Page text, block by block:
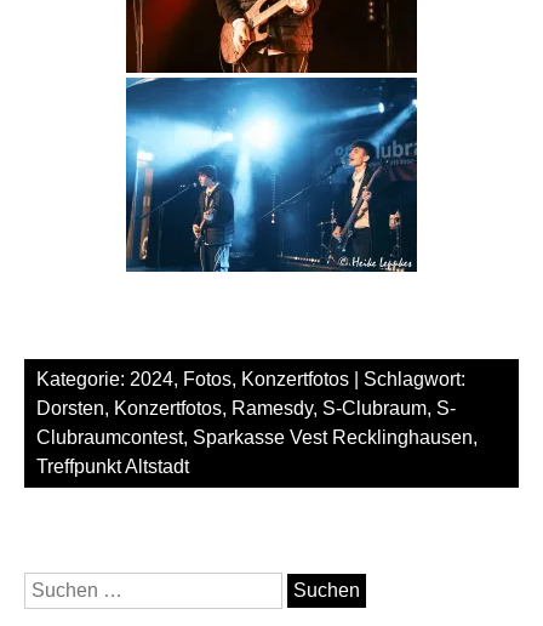
Kategorie: 2024, Fotos, Konzertfotos | Schlagwort:
Dorsten, Konzertfotos, Ramesdy, S-Clubraum, S-
Clubraumcontest, Sparkasse Vest Recklinghausen,
Treffpunkt Altstadt
Suchen
nach: